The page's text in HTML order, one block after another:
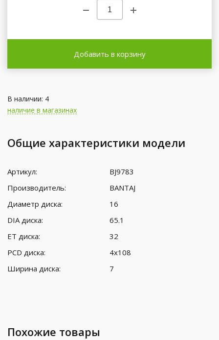
Добавить в корзину
В наличии: 4
наличие в магазинах
Общие характеристики модели
Артикул:
BJ9783
Производитель:
BANTAJ
Диаметр диска:
16
DIA диска:
65.1
ET диска:
32
PCD диска:
4x108
Ширина диска:
7
Похожие товары